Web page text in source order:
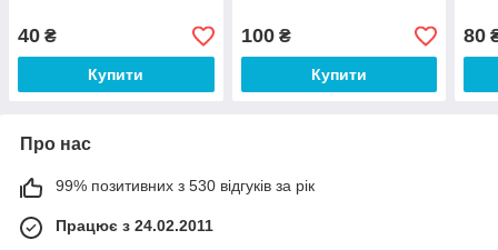
40 ₴
Купити
100₴
Купити
80
Про нас
99% позитивних з 530 відгуків за рік
Працює з 24.02.2011